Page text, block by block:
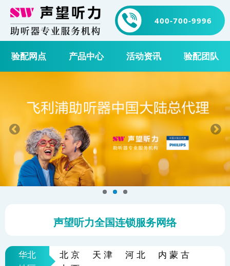
400-700-9996
验配网点 产品中心 活动资讯 验配团队
声望听力全国连锁服务网络
华北 北京 天津 河北
内蒙古